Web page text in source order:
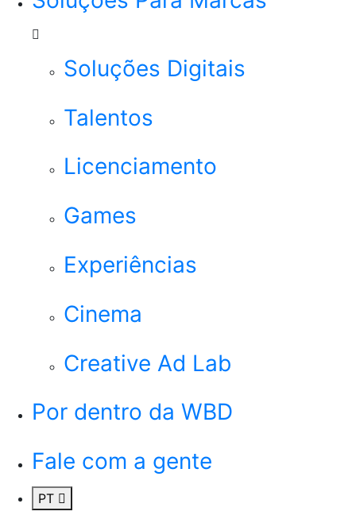
Soluções Digitais
Talentos
Licenciamento
Games
Experiências
Cinema
Creative Ad Lab
Por dentro da WBD
Fale com a gente
PT